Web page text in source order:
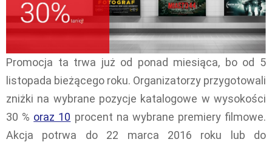
Promocja ta trwa już od ponad miesiąca, bo od 5
listopada bieżącego roku. Organizatorzy przygotowali
zniżki na wybrane pozycje katalogowe w wysokości
30 % oraz 10 procent na wybrane premiery filmowe.
Akcja potrwa do 22 marca 2016 roku lub do